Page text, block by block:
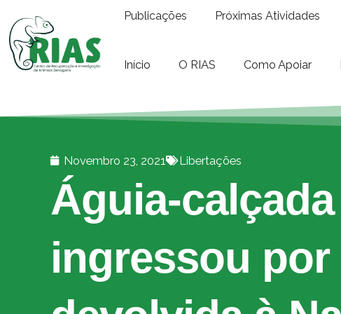
Publicações Próximas Atividades
Início O RIAS Como Apoiar
Novembro 23, 2021 Libertações
Águia-
ingressou